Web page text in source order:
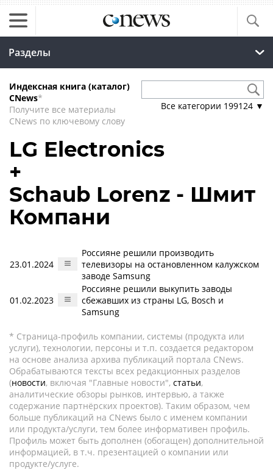
Разделы
Индексная книга (каталог)
CNews*
Получите все материалы
CNews по ключевому слову
Все категории 199124 ▼
LG Electronics
+
Schaub Lorenz - Шмит
Компани
23.01.2024
Россияне решили производить
телевизоры на остановленном калужском
заводе Samsung
01.02.2023
Россияне решили выкупить заводы
сбежавших из страны LG, Bosch и
Samsung
* Страница-профиль компании, системы (продукта или
услуги), технологии, персоны и т.п. создается редактором
на основе анализа архива публикаций портала CNews.
Обрабатываются тексты всех редакционных разделов
(новости, включая "Главные новости", статьи,
аналитические обзоры рынков, интервью, а также
содержание партнёрских проектов). Таким образом, чем
больше публикаций на CNews было с именем компании
или продукта/услуги, тем более информативен профиль.
Профиль может быть дополнен (обогащен) дополнительной
информацией, в т.ч. презентацией о компании или
продукте/услуге.